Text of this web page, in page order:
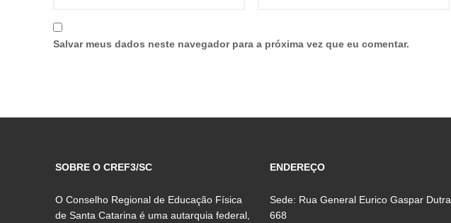
Salvar meus dados neste navegador para a próxima vez que eu comentar.
SOBRE O CREF3/SC
O Conselho Regional de Educação Física
de Santa Catarina é uma autarquia federal,
ENDEREÇO
Sede: Rua General Eurico Gaspar Dutra,
668